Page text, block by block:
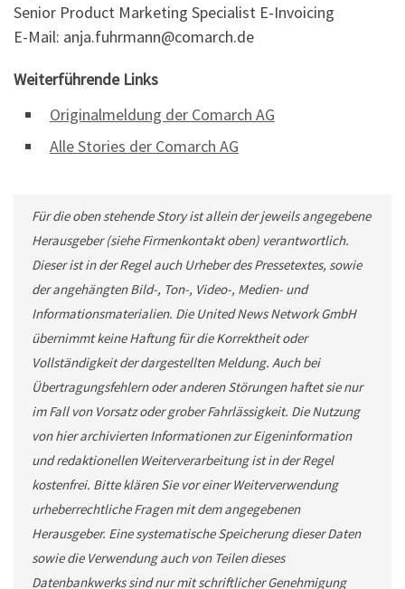
Senior Product Marketing Specialist E-Invoicing
E-Mail: anja.fuhrmann@comarch.de
Weiterführende Links
Originalmeldung der Comarch AG
Alle Stories der Comarch AG
Für die oben stehende Story ist allein der jeweils angegebene
Herausgeber (siehe Firmenkontakt oben) verantwortlich.
Dieser ist in der Regel auch Urheber des Pressetextes, sowie
der angehängten Bild-, Ton-, Video-, Medien- und
Informationsmaterialien. Die United News Network GmbH
übernimmt keine Haftung für die Korrektheit oder
Vollständigkeit der dargestellten Meldung. Auch bei
Übertragungsfehlern oder anderen Störungen haftet sie nur
im Fall von Vorsatz oder grober Fahrlässigkeit. Die Nutzung
von hier archivierten Informationen zur Eigeninformation
und redaktionellen Weiterverarbeitung ist in der Regel
kostenfrei. Bitte klären Sie vor einer Weiterverwendung
urheberrechtliche Fragen mit dem angegebenen
Herausgeber. Eine systematische Speicherung dieser Daten
sowie die Verwendung auch von Teilen dieses
Datenbankwerks sind nur mit schriftlicher Genehmigung